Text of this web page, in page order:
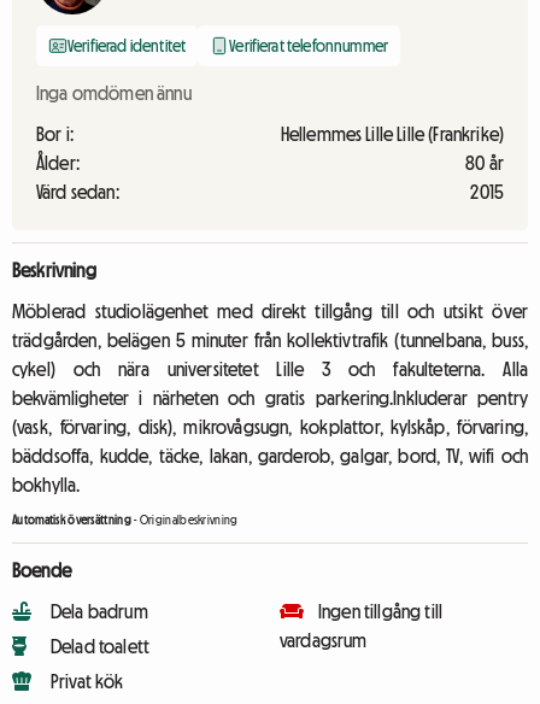
Verifierad identitet Verifierat telefonnummer
Inga omdömen ännu
Bor i:
Hellemmes Lille Lille (Frankrike)
Ålder:
80 år
Värd sedan:
2015
Beskrivning
Möblerad studiolägenhet med direkt tillgång till och utsikt över
trädgården, belägen 5 minuter från kollektivtrafik (tunnelbana, buss,
cykel) och nära universitetet Lille 3 och fakulteterna. Alla
bekvämligheter i närheten och gratis parkering.Inkluderar pentry
(vask, förvaring, disk), mikrovågsugn, kokplattor, kylskåp, förvaring,
bäddsoffa, kudde, täcke, lakan, garderob, galgar, bord, TV, wifi och
bokhylla.
Automatisk översättning-Originalbeskrivning
Boende
Dela badrum
Delad toalett
Privat kök
Ingen tillgång till
vardagsrum